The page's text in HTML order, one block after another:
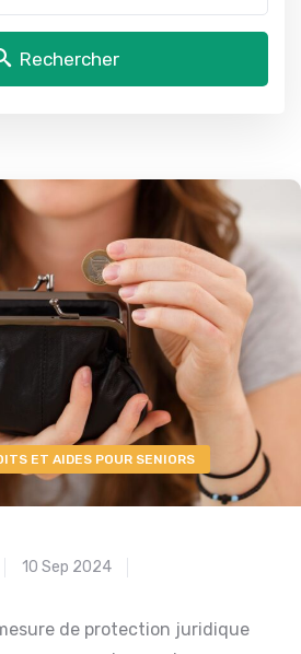
Rechercher
ET AIDES POUR SENIORS
10 Sep 2024
de protection juridique